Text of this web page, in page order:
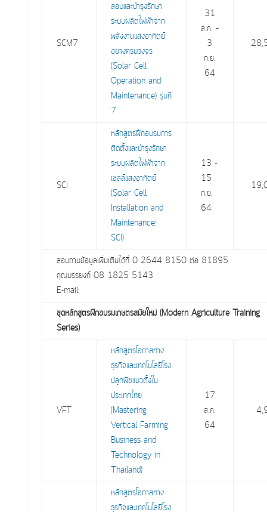
SCM7
สอบและบำรุงรักษา
ระบบผลิตไฟฟ้าจาก
พลังงานแสงอาทิตย์
อย่างครบวงจร
(Solar Cell
Operation and
Maintenance) รุ่นที่
7
31
ส.ค. –
3
ก.ย.
64
SCI
หลักสูตรฝึกอบรมการ
ติดตั้งและบำรุงรักษา
ระบบผลิตไฟฟ้าจาก
เซลล์แสงอาทิตย์
(Solar Cell
Installation and
Maintenance:
SCI)
13 –
15
ก.ย.
64
สอบถามข้อมูลเพิ่มเติมได้ที่ 0 2644 8150 ต่อ 81895
คุณบรรยงก์ 08 1825 5143
E-mail:
ชุดหลักสูตรฝึกอบรมเกษตรสมัยใหม่ (Modern Agriculture Training
Series)
VFT
หลักสูตรโอกาสทาง
ธุรกิจและเทคโนโลยีโรง
ปลูกพืชแนวตั้งใน
ประเทศไทย
(Mastering
Vertical Farming
Business and
Technology in
Thailand)
17
ส.ค.
64
หลักสูตรโอกาสทาง
ธุรกิจและเทคโนโลยีโรง